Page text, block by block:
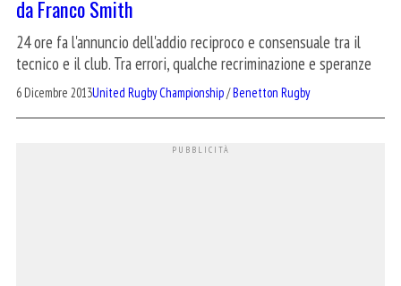
da Franco Smith
24 ore fa l'annuncio dell'addio reciproco e consensuale tra il
tecnico e il club. Tra errori, qualche recriminazione e speranze
6 Dicembre 2013United Rugby Championship/Benetton Rugby